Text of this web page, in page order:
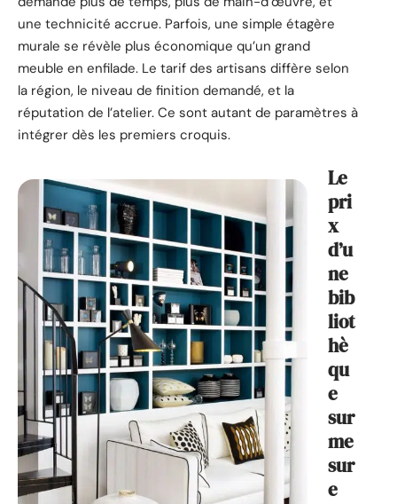
une technicité accrue. Parfois, une simple étagère
murale se révèle plus économique qu’un grand
meuble en enfilade. Le tarif des artisans diffère selon
la région, le niveau de finition demandé, et la
réputation de l’atelier. Ce sont autant de paramètres à
intégrer dès les premiers croquis.
Le
pri
x
d’u
ne
bib
liot
hè
qu
e
sur
me
sur
e